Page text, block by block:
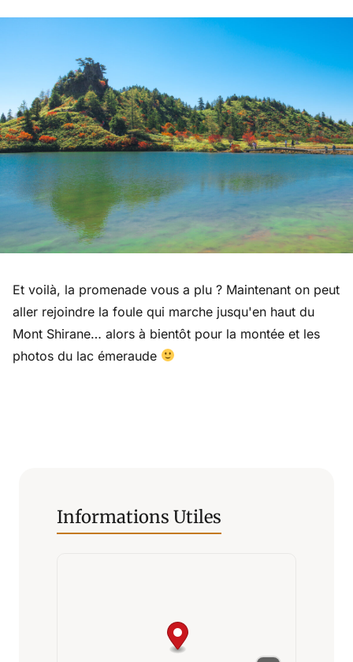
Et voilà, la promenade vous a plu ? Maintenant on peut
aller rejoindre la foule qui marche jusqu'en haut du
Mont Shirane… alors à bientôt pour la montée et les
photos du lac émeraude
Informations Utiles